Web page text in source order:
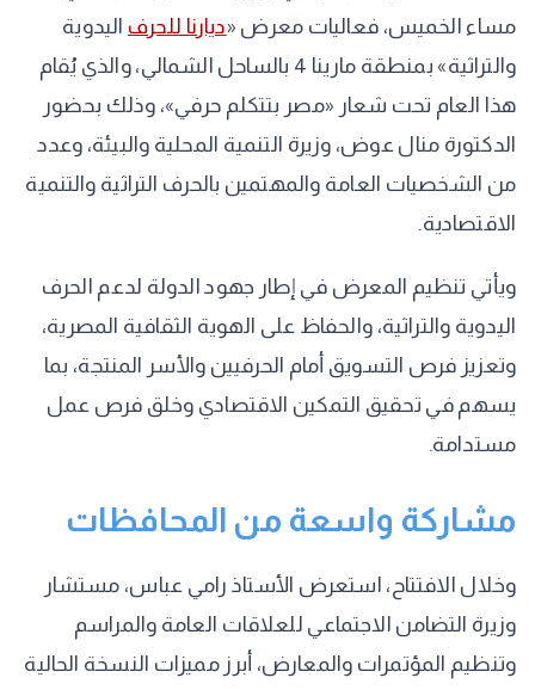
مساء الخميس، فعاليات معرض «ديارنا للحرف اليدوية
والتراثية» بمنطقة مارينا 4 بالساحل الشمالي، والذي يُقام
هذا العام تحت شعار «مصر بتتكلم حرفي»، وذلك بحضور
الدكتورة منال عوض، وزيرة التنمية المحلية والبيئة، وعدد
من الشخصيات العامة والمهتمين بالحرف التراثية والتنمية
الاقتصادية.
ويأتي تنظيم المعرض في إطار جهود الدولة لدعم الحرف
اليدوية والتراثية، والحفاظ على الهوية الثقافية المصرية،
وتعزيز فرص التسويق أمام الحرفيين والأسر المنتجة، بما
يسهم في تحقيق التمكين الاقتصادي وخلق فرص عمل
مستدامة.
مشاركة واسعة من المحافظات
وخلال الافتتاح، استعرض الأستاذ رامي عباس، مستشار
وزيرة التضامن الاجتماعي للعلاقات العامة والمراسم
وتنظيم المؤتمرات والمعارض، أبرز مميزات النسخة الحالية